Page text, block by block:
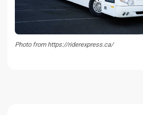
Photo from https://riderexpress.ca/